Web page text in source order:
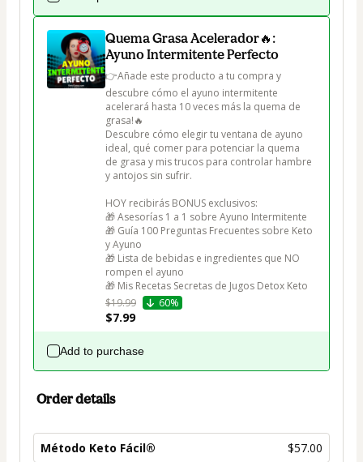
Quema Grasa Acelerador🔥:
Ayuno Intermitente Perfecto
👉Añade este producto a tu compra y
descubre cómo el ayuno intermitente
acelerará hasta 10 veces más la quema de
grasa!🔥
Descubre cómo elegir tu ventana de ayuno
ideal, qué comer para potenciar la quema
de grasa y mis trucos para controlar hambre
y antojos sin sufrir.
HOY recibirás BONUS exclusivos:
🎁 Asesorías 1 a 1 sobre Ayuno Intermitente
🎁 Guía 100 Preguntas Frecuentes sobre Keto
y Ayuno
🎁 Lista de bebidas e ingredientes que NO
rompen el ayuno
🎁 Mis Recetas Secretas de Jugos Detox Keto
$19.99
60%
$7.99
Add to purchase
Order details
Método Keto Fácil® $57.00